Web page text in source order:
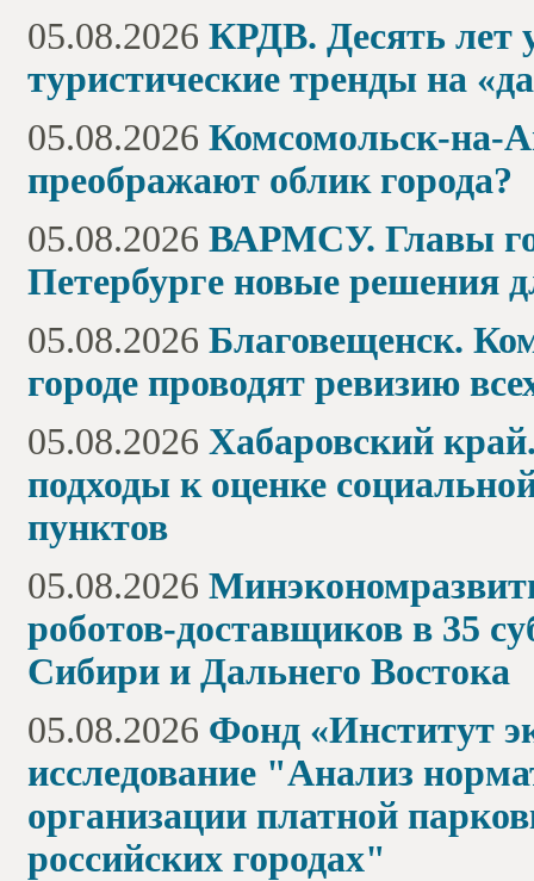
05.08.2026 КРДВ. Десять лет
туристические тренды на
05.08.2026 Комсомольск-на-
преображают облик города?
05.08.2026 ВАРМСУ. Главы
Петербурге новые решения
05.08.2026 Благовещенск.
городе проводят ревизию
05.08.2026 Хабаровский
подходы к оценке
пунктов
05.08.2026
роботов-доставщиков в 35
Сибири и Дальнего Востока
05.08.2026 Фонд «Институт
исследование "Анализ
организации платной
российских городах"